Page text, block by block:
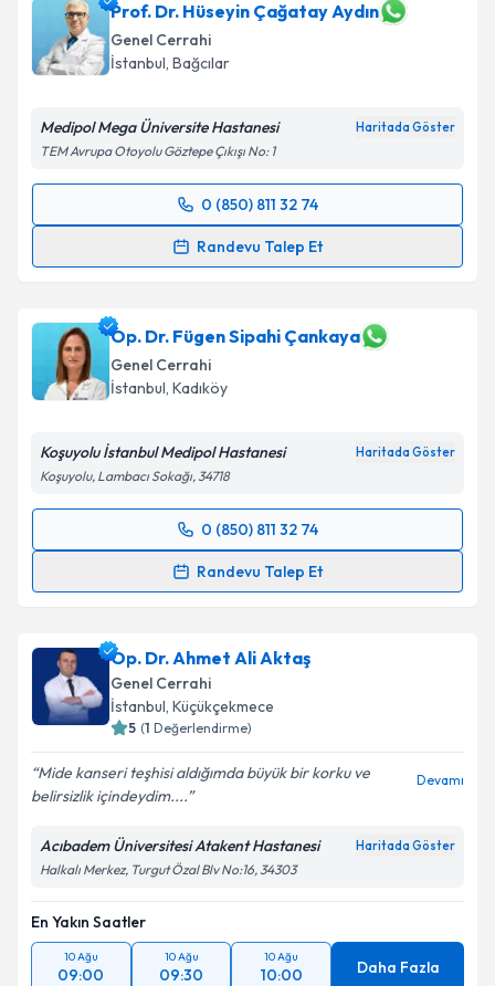
Prof. Dr. Hüseyin Çağatay Aydın
Genel Cerrahi
İstanbul, Bağcılar
Medipol Mega Üniversite Hastanesi Haritada Göster
TEM Avrupa Otoyolu Göztepe Çıkışı No: 1
0 (850) 811 32 74
Randevu Talep Et
Randevu Takvimi Talebi
almanız için bir takvim hazırlandığında e-posta ile
bilgilendireceğiz.
E-posta Adresiniz
Kişisel verilerimin işlenmesine ilişkinAydınlatma
'ni okudum ve kişisel verilerimin belirtilen
kapsamda işlenmesini kabul ediyorum.
Op. Dr. Fügen Sipahi Çankaya
Genel Cerrahi
İstanbul, Kadıköy
Koşuyolu İstanbul Medipol Hastanesi Haritada Göster
Koşuyolu, Lambacı Sokağı, 34718
0 (850) 811 32 74
Randevu Talep Et
Randevu Takvimi Talebi
için bir takvim hazırlandığında e-posta ile
bilgilendireceğiz.
E-posta Adresiniz
Kişisel verilerimin işlenmesine ilişkin
Metni'ni okudum ve kişisel verilerimin belirtilen
kapsamda işlenmesini kabul ediyorum.
Takvim Talebini Gönder
Op. Dr. Ahmet Ali Aktaş
Genel Cerrahi
İstanbul, Küçükçekmece
5 (1 Değerlendirme)
Mide kanseri teşhisi aldığımda büyük bir korku ve
belirsizlik içindeydim....
Devamı
Acıbadem Üniversitesi Atakent Hastanesi Haritada Göster
Halkalı Merkez, Turgut Özal Blv No:16, 34303
En Yakın Saatler
10 Ağu
09:00
10 Ağu
09:30
10 Ağu
10:00 Daha Fazla